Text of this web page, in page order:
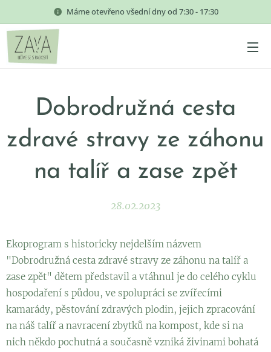
Máme otevřeno všední dny od 7:30 - 17:30
Dobrodružná cesta
zdravé stravy ze záhonu
na talíř a zase zpět
28.02.2023
Ekoprogram s historicky nejdelším názvem
"Dobrodružná cesta zdravé stravy ze záhonu na talíř a
zase zpět" dětem představil a vtáhnul je do celého cyklu
hospodaření s půdou, ve spolupráci se zvířecími
kamarády, pěstování zdravých plodin, jejich zpracování
na náš talíř a navracení zbytků na kompost, kde si na
nich někdo pochutná a současně vzniká živinami bohatá